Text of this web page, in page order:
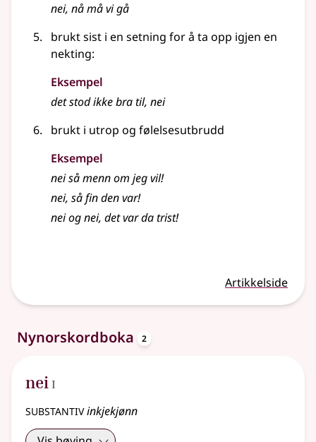
nei, nå må vi gå
brukt sist i en setning for å ta opp igjen en
nekting:
Eksempel
det stod ikke bra til, nei
brukt i utrop og følelsesutbrudd
Eksempel
neiså menn om jeg vil!
nei, så fin den var!
nei og nei, det var da trist!
Artikkelside
Nynorskordboka 2
nei 1
I
substantivinkjekjønn